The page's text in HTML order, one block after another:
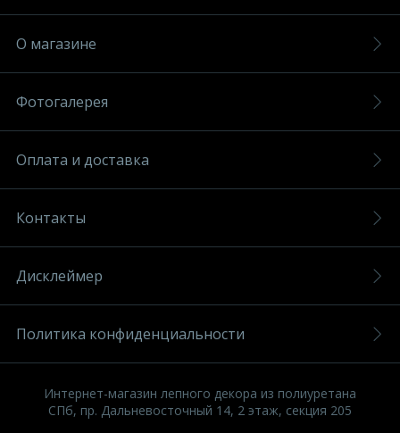
О магазине
Фотогалерея
Оплата и доставка
Контакты
Дисклеймер
Политика конфиденциальности
Интернет-магазин лепного декора из полиуретана
СПб, пр. Дальневосточный 14, 2 этаж, секция 205